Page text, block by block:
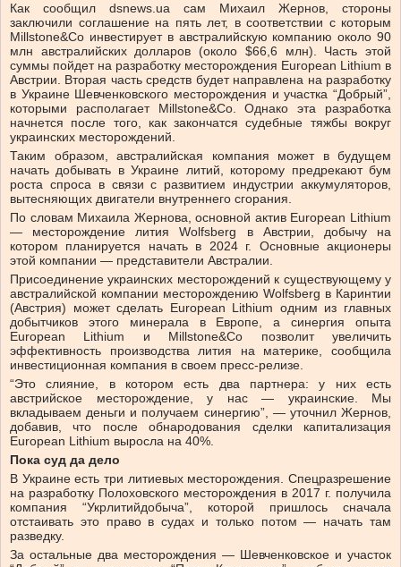
Как сообщил dsnews.ua сам Михаил Жернов, стороны
заключили соглашение на пять лет, в соответствии с которым
Millstone&Co инвестирует в австралийскую компанию около 90
млн австралийских долларов (около $66,6 млн). Часть этой
суммы пойдет на разработку месторождения European Lithium в
Австрии. Вторая часть средств будет направлена на разработку
в Украине Шевченковского месторождения и участка “Добрый”,
которыми располагает Millstone&Co. Однако эта разработка
начнется после того, как закончатся судебные тяжбы вокруг
украинских месторождений.
Таким образом, австралийская компания может в будущем
начать добывать в Украине литий, которому предрекают бум
роста спроса в связи с развитием индустрии аккумуляторов,
вытесняющих двигатели внутреннего сгорания.
По словам Михаила Жернова, основной актив European Lithium
— месторождение лития Wolfsberg в Австрии, добычу на
котором планируется начать в 2024 г. Основные акционеры
этой компании — представители Австралии.
Присоединение украинских месторождений к существующему у
австралийской компании месторождению Wolfsberg в Каринтии
(Австрия) может сделать European Lithium одним из главных
добытчиков этого минерала в Европе, а синергия опыта
European Lithium и Millstone&Co позволит увеличить
эффективность производства лития на материке, сообщила
инвестиционная компания в своем пресс-релизе.
“Это слияние, в котором есть два партнера: у них есть
австрийское месторождение, у нас — украинские. Мы
вкладываем деньги и получаем синергию”, — уточнил Жернов,
добавив, что после обнародования сделки капитализация
European Lithium выросла на 40%.
Пока суд да дело
В Украине есть три литиевых месторождения. Спецразрешение
на разработку Полоховского месторождения в 2017 г. получила
компания “Укрлитийдобыча”, которой пришлось сначала
отстаивать это право в судах и только потом — начать там
разведку.
За остальные два месторождения — Шевченковское и участок